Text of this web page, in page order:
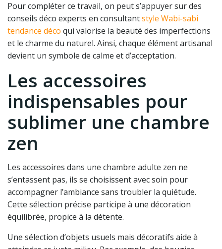
Pour compléter ce travail, on peut s’appuyer sur des
conseils déco experts en consultantstyle Wabi-sabi
tendance déco qui valorise la beauté des imperfections
et le charme du naturel. Ainsi, chaque élément artisanal
devient un symbole de calme et d’acceptation.
Les accessoires
indispensables pour
sublimer une chambre
zen
Les accessoires dans une chambre adulte zen ne
s’entassent pas, ils se choisissent avec soin pour
accompagner l’ambiance sans troubler la quiétude.
Cette sélection précise participe à une décoration
équilibrée, propice à la détente.
Une sélection d’objets usuels mais décoratifs aide à